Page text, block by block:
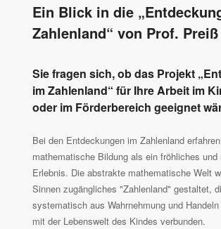
Ein Blick in die
Zahlenland“ von Prof. Preiß
Sie fragen sich, ob das Projekt
im Zahlenland“ für Ihre Arbeit im
oder im Förderbereich geeignet
Bei den Entdeckungen im Zahlenland
mathematische Bildung als ein fröhliches und
Erlebnis. Die abstrakte mathematische Welt
Sinnen zugängliches "Zahlenland" gestaltet,
systematisch aus Wahrnehmung und
mit der Lebenswelt des Kindes verbunden.